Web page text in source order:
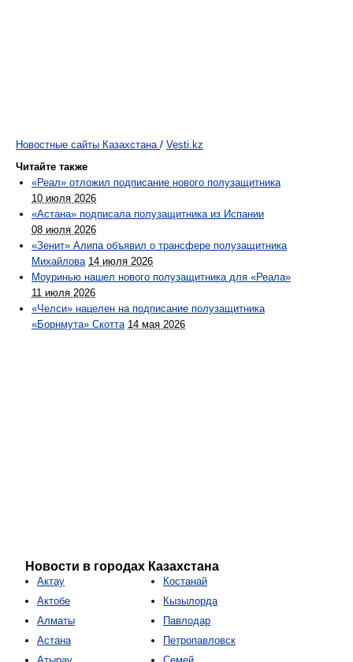
Новостные сайты Казахстана / Vesti.kz
Читайте также
«Реал» отложил подписание нового полузащитника
10 июля 2026
«Астана» подписала полузащитника из Испании
08 июля 2026
«Зенит» Алипа объявил о трансфере полузащитника
Михайлова 14 июля 2026
Моуринью нашел нового полузащитника для «Реала»
11 июля 2026
«Челси» нацелен на подписание полузащитника
«Борнмута» Скотта 14 мая 2026
Новости в городах Казахстана
Актау
Актобе
Алматы
Астана
Костанай
Кызылорда
Павлодар
Петропавловск